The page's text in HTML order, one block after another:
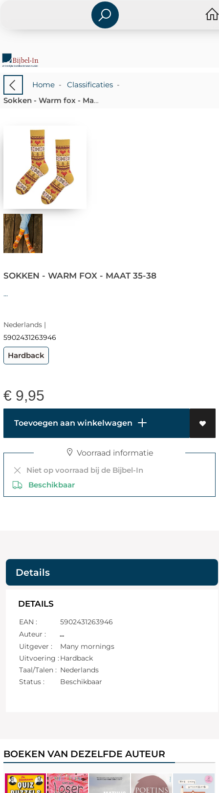
Home- Classificaties-
Sokken - Warm fox - Maat 35-38
SOKKEN - WARM FOX - MAAT 35-38
...
Nederlands |
5902431263946
Hardback
€ 9,95
Toevoegen aan winkelwagen
Voorraad informatie
Niet op voorraad bij de Bijbel-In
Beschikbaar
Details
DETAILS
EAN :
5902431263946
Auteur :
...
Uitgever :
Many mornings
Uitvoering : Hardback
Taal/Talen : Nederlands
Status :
Beschikbaar
BOEKEN VAN DEZELFDE AUTEUR